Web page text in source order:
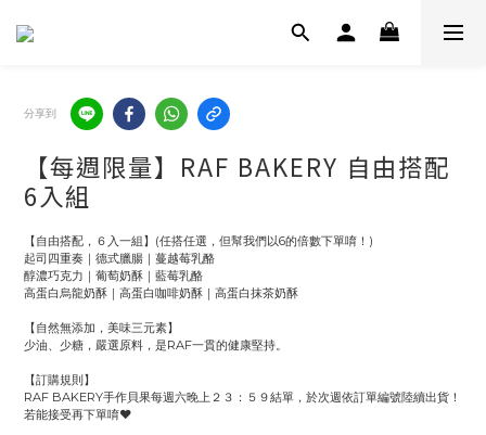
分享到
【每週限量】RAF BAKERY 自由搭配
6入組
【自由搭配，６入一組】(任搭任選，但幫我們以6的倍數下單唷！)
起司四重奏｜德式臘腸｜蔓越莓乳酪
醇濃巧克力｜葡萄奶酥｜藍莓乳酪
高蛋白烏龍奶酥｜高蛋白咖啡奶酥｜高蛋白抹茶奶酥
【自然無添加，美味三元素】
少油、少糖，嚴選原料，是RAF一貫的健康堅持。
【訂購規則】
RAF BAKERY手作貝果每週六晚上２３：５９結單，於次週依訂單編號陸續出貨！
若能接受再下單唷❤